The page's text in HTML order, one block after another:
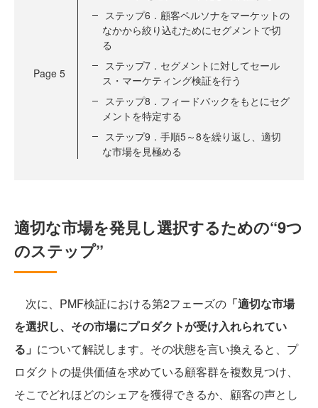
Page 5
ステップ6．顧客ペルソナをマーケットの
なかから絞り込むためにセグメントで切
る
ステップ7．セグメントに対してセール
ス・マーケティング検証を行う
ステップ8．フィードバックをもとにセグ
メントを特定する
ステップ9．手順5～8を繰り返し、適切
な市場を見極める
適切な市場を発見し選択するための“9つ
のステップ”
次に、PMF検証における第2フェーズの 「適切な市場
を選択し、その市場にプロダクトが受け入れられてい
る」 について解説します。その状態を言い換えると、プ
ロダクトの提供価値を求めている顧客群を複数見つけ、
そこでどれほどのシェアを獲得できるか、顧客の声とし